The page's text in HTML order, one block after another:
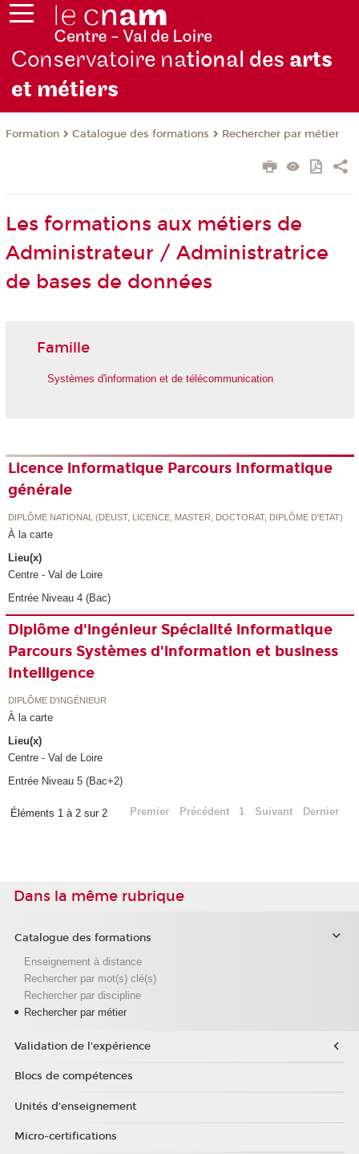
Conservatoire national des arts
et métiers
Formation Catalogue des formations Rechercher par métier
Les formations aux métiers de
Administrateur / Administratrice
de bases de données
Famille
Systèmes d'information et de télécommunication
Licence informatique Parcours Informatique
générale
DIPLÔME NATIONAL (DEUST, LICENCE, MASTER, DOCTORAT, DIPLÔME D'ETAT)
À la carte
Lieu(x)
Centre - Val de Loire
Entrée Niveau 4 (Bac)
Diplôme d'ingénieur Spécialité informatique
Parcours Systèmes d'information et business
Intelligence
DIPLÔME D'INGÉNIEUR
À la carte
Lieu(x)
Centre - Val de Loire
Entrée Niveau 5 (Bac+2)
Éléments 1 à 2 sur 2 Premier Précédent 1 Suivant Dernier
Dans la même rubrique
Catalogue des formations
Enseignement à distance
Rechercher par mot(s) clé(s)
Rechercher par discipline
Rechercher par métier
Validation de l'expérience
Blocs de compétences
Unités d'enseignement
Micro-certifications